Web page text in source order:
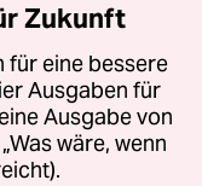
Zukunft
für eine bessere
Ausgaben für
Ausgabe von
wäre, wenn